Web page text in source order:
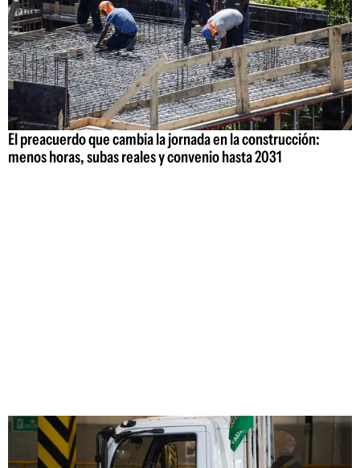
El preacuerdo que cambia la jornada en la construcción:
menos horas, subas reales y convenio hasta 2031